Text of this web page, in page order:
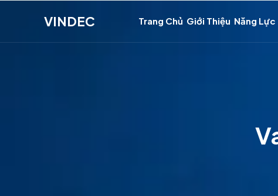
VINDEC Trang Chủ Giới Thiệu Năng Lực